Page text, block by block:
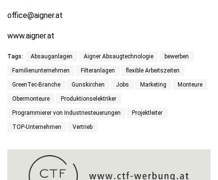
office@aigner.at
www.aigner.at
Tags: Absauganlagen Aigner Absaugtechnologie bewerben
Familienunternehmen Filteranlagen flexible Arbeitszeiten
GreenTec-Branche Gunskirchen Jobs Marketing Monteure
Obermonteure Produktionselektriker
Programmierer von Industriesteuerungen Projektleiter
TOP-Unternehmen Vertrieb